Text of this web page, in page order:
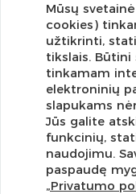
Užsisakykite
pasiūlymus!
Mūsų
cookies)
užtikrinti,
tikslais. Būtini
tinkamam
elektroninių
slapukams
Jūs galite
funkcinių,
naudojimu.
paspaudę
„Privatumo